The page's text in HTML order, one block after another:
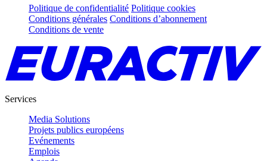
Politique de confidentialité Politique cookies
Conditions générales Conditions d’abonnement
Conditions de vente
Services
Media Solutions
Projets publics européens
Evénements
Emplois